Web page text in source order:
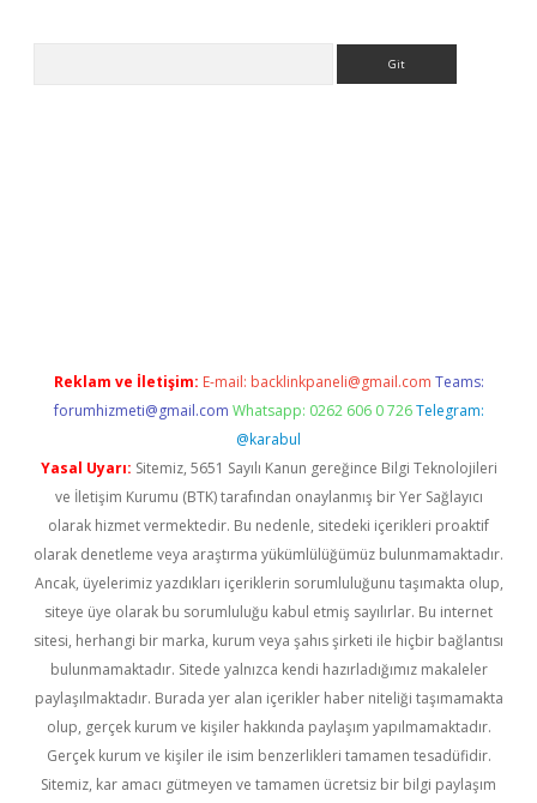
Reklam ve İletişim: E-mail: backlinkpaneli@gmail.com Teams:
forumhizmeti@gmail.com Whatsapp: 0262 606 0 726 Telegram:
@karabul
Yasal Uyarı: Sitemiz, 5651 Sayılı Kanun gereğince Bilgi Teknolojileri
ve İletişim Kurumu (BTK) tarafından onaylanmış bir Yer Sağlayıcı
olarak hizmet vermektedir. Bu nedenle, sitedeki içerikleri proaktif
olarak denetleme veya araştırma yükümlülüğümüz bulunmamaktadır.
Ancak, üyelerimiz yazdıkları içeriklerin sorumluluğunu taşımakta olup,
siteye üye olarak bu sorumluluğu kabul etmiş sayılırlar. Bu internet
sitesi, herhangi bir marka, kurum veya şahıs şirketi ile hiçbir bağlantısı
bulunmamaktadır. Sitede yalnızca kendi hazırladığımız makaleler
paylaşılmaktadır. Burada yer alan içerikler haber niteliği taşımamakta
olup, gerçek kurum ve kişiler hakkında paylaşım yapılmamaktadır.
Gerçek kurum ve kişiler ile isim benzerlikleri tamamen tesadüfidir.
Sitemiz, kar amacı gütmeyen ve tamamen ücretsiz bir bilgi paylaşım